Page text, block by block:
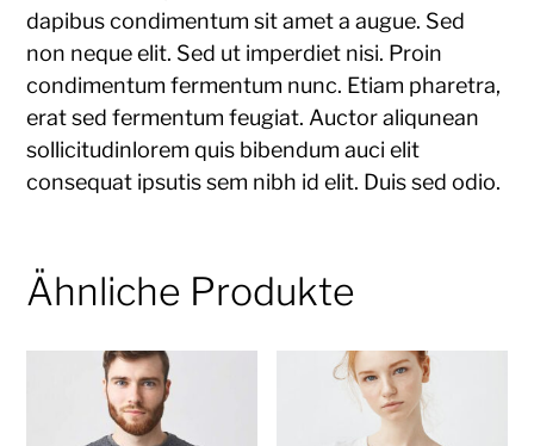
dapibus condimentum sit amet a augue. Sed
non neque elit. Sed ut imperdiet nisi. Proin
condimentum fermentum nunc. Etiam pharetra,
erat sed fermentum feugiat. Auctor aliqunean
sollicitudinlorem quis bibendum auci elit
consequat ipsutis sem nibh id elit. Duis sed odio.
Ähnliche Produkte